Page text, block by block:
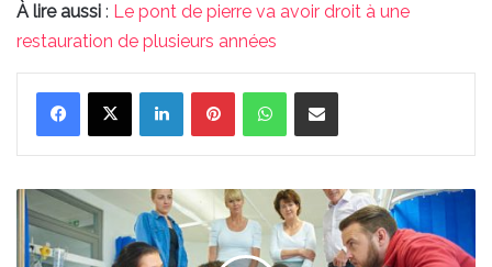
À lire aussi : Le pont de pierre va avoir droit à une
restauration de plusieurs années
LinkedinPinterestWhatsAppPartager par email
La
Croix-
Rouge